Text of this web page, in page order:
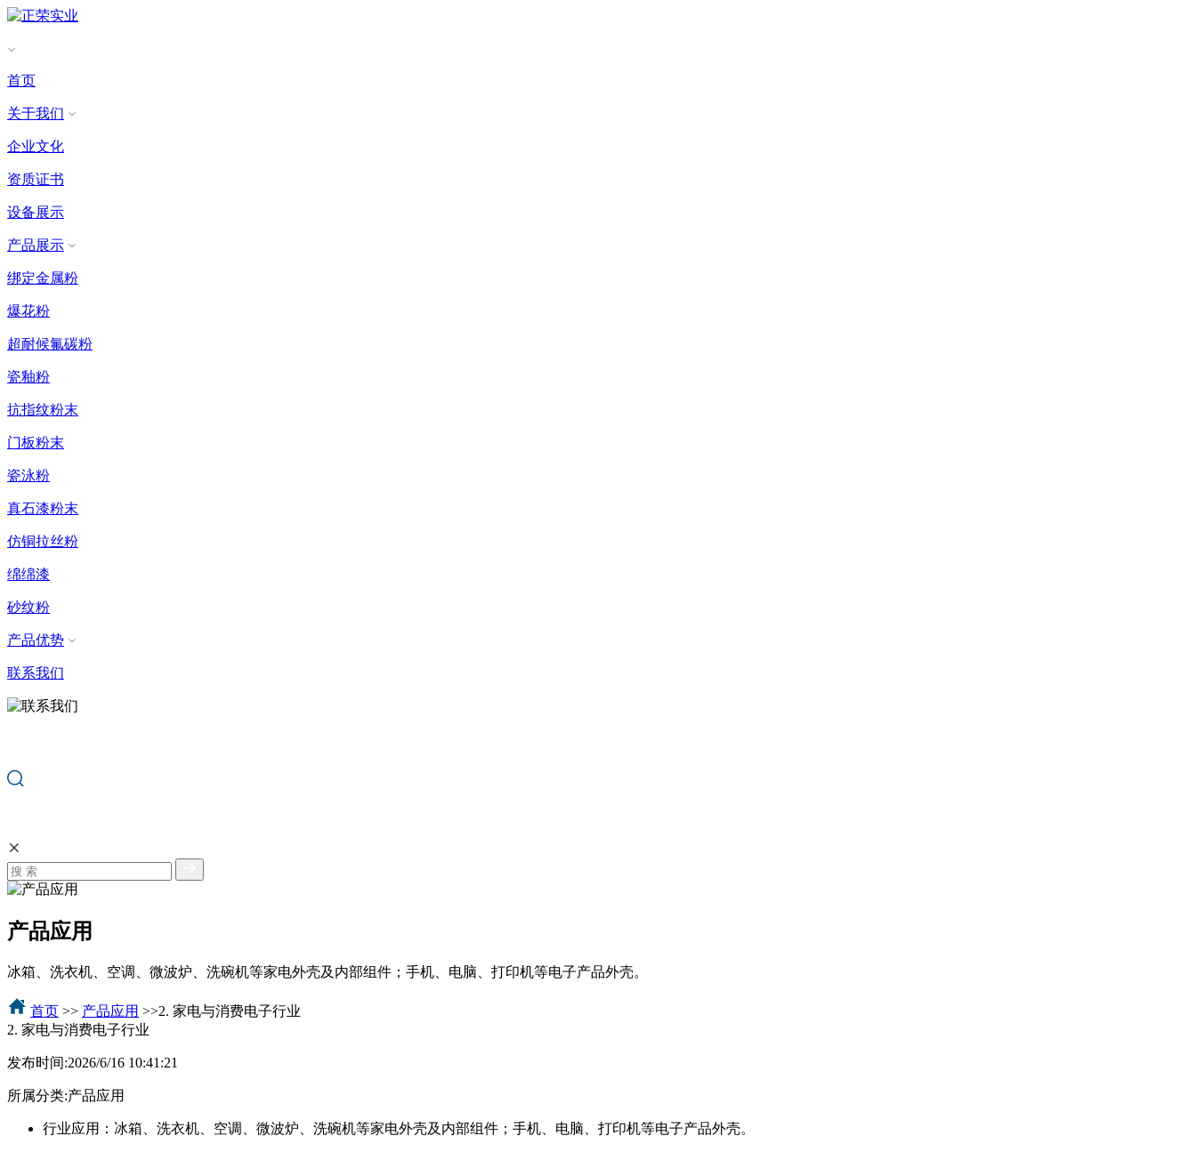
首页
关于我们
企业文化
资质证书
设备展示
产品展示
绑定金属粉
爆花粉
超耐候氟碳粉
瓷釉粉
抗指纹粉末
门板粉末
瓷泳粉
真石漆粉末
仿铜拉丝粉
绵绵漆
砂纹粉
产品优势
联系我们
产品应用
冰箱、洗衣机、空调、微波炉、洗碗机等家电外壳及内部组件；手机、电脑、打印机等电子产品外壳。
首页 >> 产品应用 >>2. 家电与消费电子行业
2. 家电与消费电子行业
发布时间:2026/6/16 10:41:21
所属分类:产品应用
行业应用：冰箱、洗衣机、空调、微波炉、洗碗机等家电外壳及内部组件；手机、电脑、打印机等电子产品外壳。